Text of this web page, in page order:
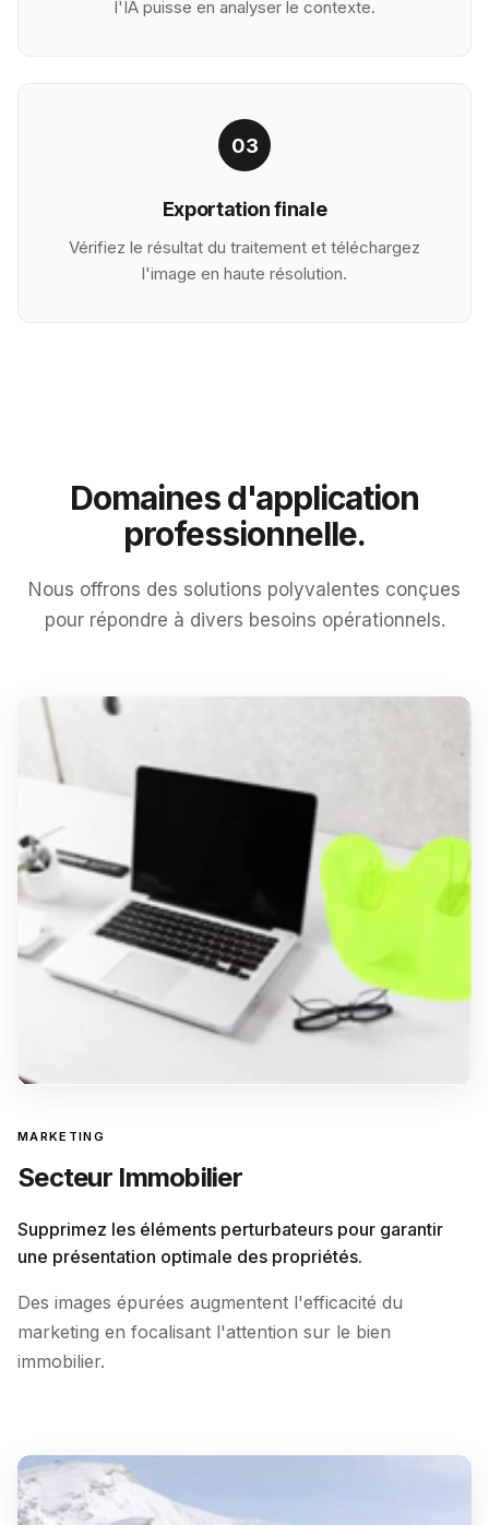
l'IA puisse en analyser le contexte.
03
Exportation finale
Vérifiez le résultat du traitement et téléchargez
l'image en haute résolution.
Domaines d'application
professionnelle.
Nous offrons des solutions polyvalentes conçues
pour répondre à divers besoins opérationnels.
MARKETING
Secteur Immobilier
Supprimez les éléments perturbateurs pour garantir
une présentation optimale des propriétés.
Des images épurées augmentent l'efficacité du
marketing en focalisant l'attention sur le bien
immobilier.